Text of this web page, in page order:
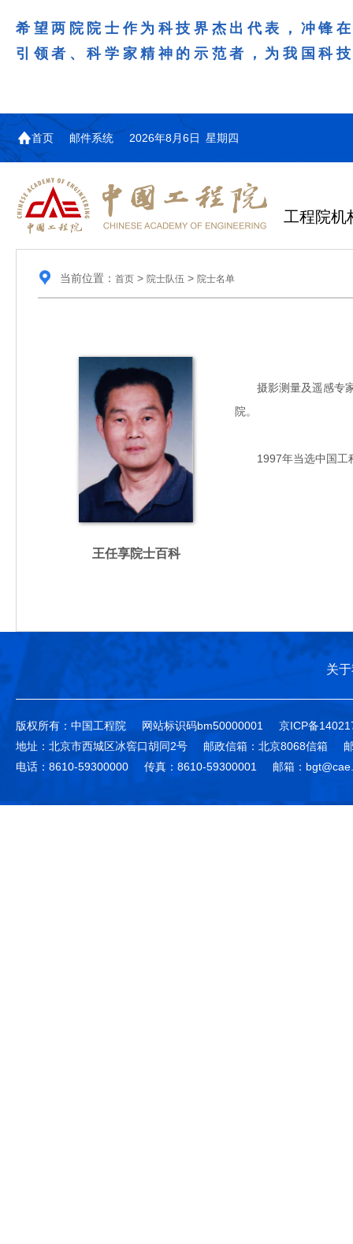
希望两院院士作为科技界杰出代表，冲锋
引领者、科学家精神的示范者，为我国科
首页 邮件系统 2026年8月6日 星期四
工程院机
当前位置： 首页> 院士队伍 > 院士名单
王任享院士百科
摄影测量及遥感专家
院。
1997年当选中国工
关
版权所有：中国工程院 网站标识码bm50000001
京ICP备
地址：北京市西城区冰窖口胡同2号
邮政信箱：北京8068信箱
电话：8610-59300000
传真：8610-59300001 邮箱：